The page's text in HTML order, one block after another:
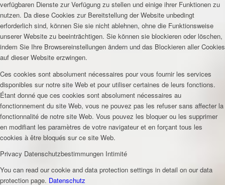
verfügbaren Dienste zur Verfügung zu stellen und einige ihrer Funktionen zu
nutzen. Da diese Cookies zur Bereitstellung der Website unbedingt
erforderlich sind, können Sie sie nicht ablehnen, ohne die Funktionsweise
unserer Website zu beeinträchtigen. Sie können sie blockieren oder löschen,
indem Sie Ihre Browsereinstellungen ändern und das Blockieren aller Cookies
auf dieser Website erzwingen.
Ces cookies sont absolument nécessaires pour vous fournir les services
disponibles sur notre site Web et pour utiliser certaines de leurs fonctions.
Étant donné que ces cookies sont absolument nécessaires au
fonctionnement du site Web, vous ne pouvez pas les refuser sans affecter la
fonctionnalité de notre site Web. Vous pouvez les bloquer ou les supprimer
en modifiant les paramètres de votre navigateur et en forçant tous les
cookies à être bloqués sur ce site Web.
Privacy Datenschutzbestimmungen Intimité
You can read our cookie and data protection settings in detail on our data
protection page. Datenschutz